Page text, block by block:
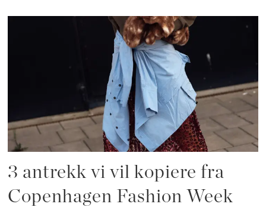
3 antrekk vi vil kopiere fra
Copenhagen Fashion Week